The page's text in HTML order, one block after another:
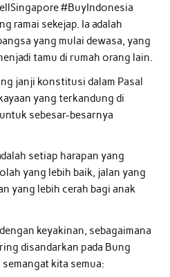
#BuyIndonesia
ramai sekejap. Ia adalah
yang mulai dewasa, yang
tamu di rumah orang lain.
janji konstitusi dalam Pasal
yang terkandung di
sebesar-besarnya
setiap harapan yang
yang lebih baik, jalan yang
yang lebih cerah bagi anak
keyakinan, sebagaimana
disandarkan pada Bung
kita semua: